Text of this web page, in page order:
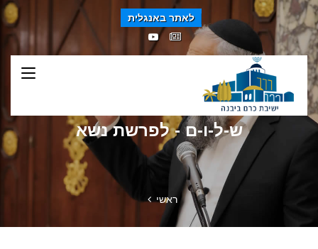
לאתר באנגלית
ש-ל-ו-ם - לפרשת נשא
ראשי